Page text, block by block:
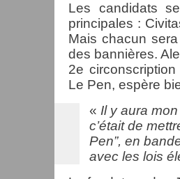
Les candidats
principales :
Mais chacun
des bannières.
2e
Le Pen, espère
« Il y aura
c’était de
Pen”, en
avec les lois